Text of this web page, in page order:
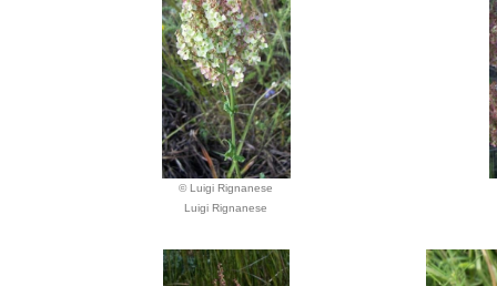
© Luigi Rignanese
Luigi Rignanese